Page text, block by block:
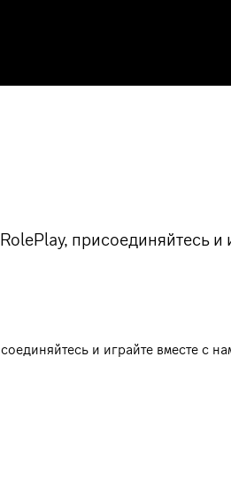
присоединяйтесь и
ㅤㅤㅤㅤㅤㅤㅤㅤㅤㅤㅤㅤㅤㅤㅤㅤㅤㅤㅤㅤㅤㅤㅤㅤㅤㅤㅤㅤㅤㅤㅤㅤㅤㅤㅤㅤㅤㅤㅤㅤㅤㅤㅤㅤㅤㅤㅤㅤㅤㅤㅤㅤㅤㅤㅤㅤㅤㅤㅤㅤㅤㅤㅤㅤㅤㅤㅤㅤ